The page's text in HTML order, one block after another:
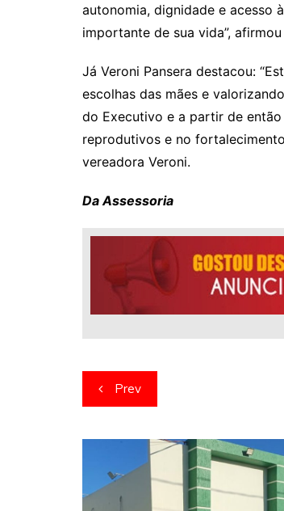
autonomia, dignidade e acesso
importante de sua vida”,
Já Veroni Pansera destacou:
escolhas das mães e
do Executivo e a partir de
reprodutivos e no
vereadora Veroni.
Da Assessoria
Navegação
de
artigos
Prev